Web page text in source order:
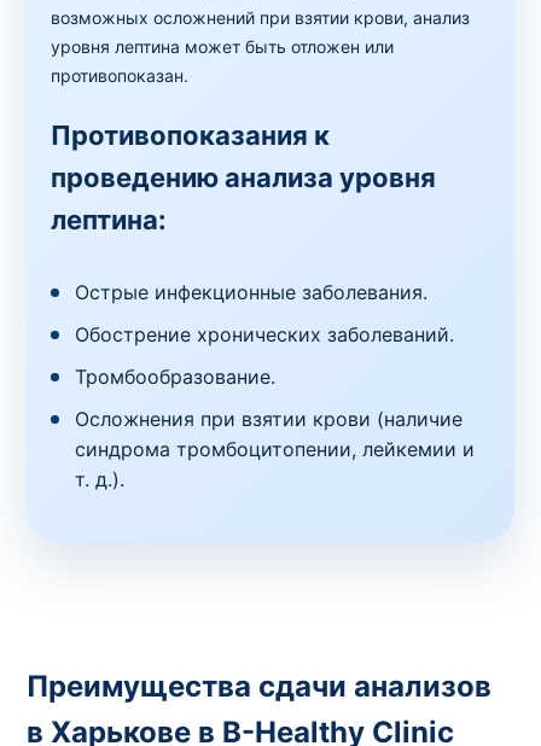
возможных осложнений при взятии крови, анализ
уровня лептина может быть отложен или
противопоказан.
Противопоказания к
проведению анализа уровня
лептина:
Острые инфекционные заболевания.
Обострение хронических заболеваний.
Тромбообразование.
Осложнения при взятии крови (наличие
синдрома тромбоцитопении, лейкемии и
т. д.).
Преимущества сдачи анализов
в Харькове в B-Healthy Clinic